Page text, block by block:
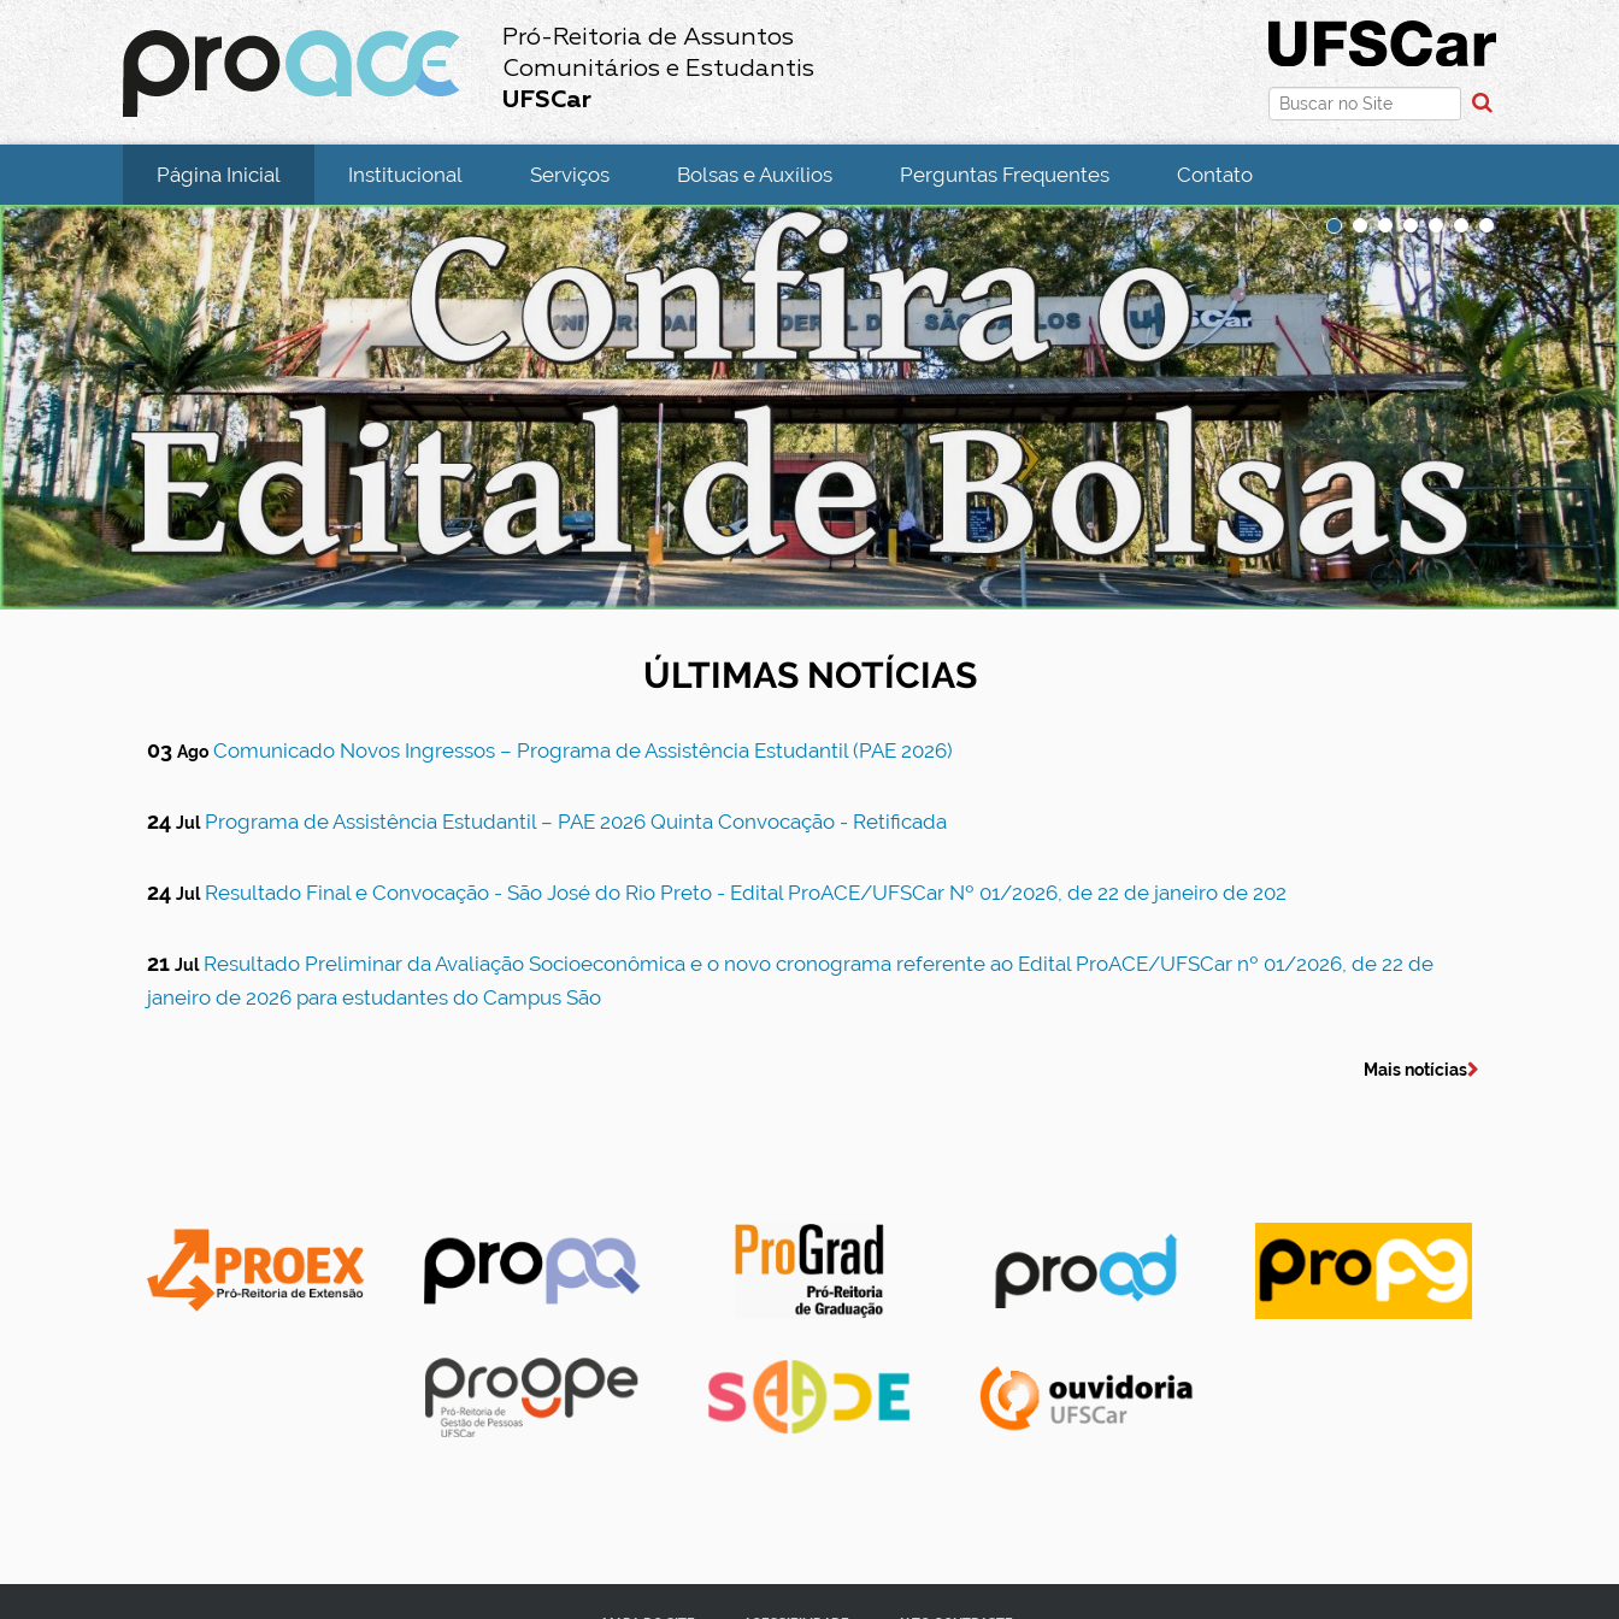
Pró-Reitoria de Assuntos
Comunitários e Estudantis
UFSCar
Busca
Busca Avançada…
Página Inicial Institucional Serviços Bolsas e Auxílios Perguntas Frequentes Contato
1 2 3 4 5 6 7
ÚLTIMAS NOTÍCIAS
03 Ago Comunicado Novos Ingressos – Programa de Assistência Estudantil (PAE 2026)
24 Jul Programa de Assistência Estudantil – PAE 2026 Quinta Convocação - Retificada
24 Jul Resultado Final e Convocação - São José do Rio Preto - Edital ProACE/UFSCar Nº 01/2026, de 22 de janeiro de 202
21 Jul Resultado Preliminar da Avaliação Socioeconômica e o novo cronograma referente ao Edital ProACE/UFSCar nº 01/2026, de 22 de
janeiro de 2026 para estudantes do Campus São
Mais notícias